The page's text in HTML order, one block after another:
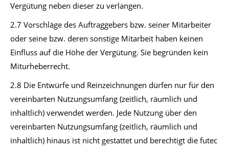
Vergütung neben dieser zu verlangen.
2.7 Vorschläge des Auftraggebers bzw. seiner Mitarbeiter
oder seine bzw. deren sonstige Mitarbeit haben keinen
Einfluss auf die Höhe der Vergütung. Sie begründen kein
Miturheberrecht.
2.8 Die Entwürfe und Reinzeichnungen dürfen nur für den
vereinbarten Nutzungsumfang (zeitlich, räumlich und
inhaltlich) verwendet werden. Jede Nutzung über den
vereinbarten Nutzungsumfang (zeitlich, räumlich und
inhaltlich) hinaus ist nicht gestattet und berechtigt die futec